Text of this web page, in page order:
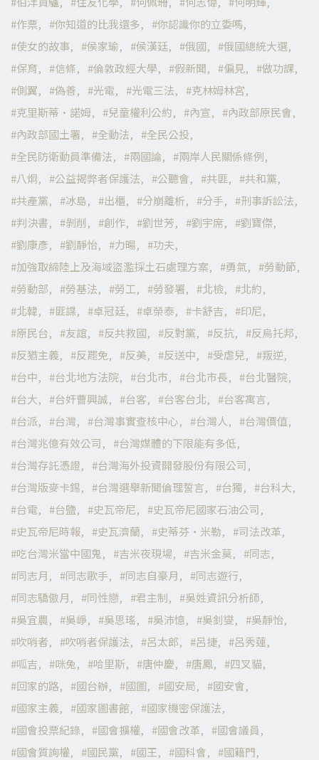
作票
你知道的比我還多
你認識你的立委嗎
使女的故事
侯家瑜 侯漢廷 俄國
俄國總統大選
保育
信條 倫敦政經大學 假新聞 偏見
做功課
側翼
偽善 光電 光電三法
克林姆林宮
克里斯蒂·諾姆
兒童權利公約 內宣
內政部原民會
內政部國土署
全動法
全民公投
全民防衛動員準備法
兩國論
兩岸人民關係條例
八炯
公益揭弊者保護法 公聽會 共匪
共和黨
共產黨
冰島 出櫃 分崩離析 分手
刑事訴訟法
判決書
剝削 創作 劉世芳 劉宇席
劉寶傑
劉康彥
劉靜怡 力暘
功夫
加強取締陸上及海域盜濫採土石處理方案
勇氣
勞動節
勞動部
勞基法 勞工 勞發署 北檢
北約
北韓
匪諜 卓冠廷 卓榮泰 卡舒吉
印尼
原民台
友誼 反共救國 反對黨 反抗
反烏托邦
反猶主義
反罷免 反美 反送中 受虐兒
叛逆
台中
台北地方法院 台北市 台北市長
台北醫院
台大
台奸曹興誠 台客 台客台北
台客寓言
台派
台灣 台灣事實查核中心 台灣人
台灣價值
台灣兆億有效公司
台灣媒體的下限能有多低
台灣存託憑證
台灣海外投資開發股份有限公司
台灣版麥卡錫
台灣選舉新聞倫理誓言 台獨
台科大
台電
台鹽 史瓦帝尼
史瓦帝尼國家石油公司
史瓦帝尼時報
史瓦濟蘭 史蒂芬·米勒
司法改革
吃台灣米當中國鬼
吉米夜現場 吉米金莫
同志
同志月
同志歌手 同志自豪月
同志遊行
同志驕傲月
同性戀 君主制
吳姓資訊分析師
吳宜農
吳崢 吳思瑤 吳沛憶 吳釗燮
吳靜怡
吹哨者
吹哨者保護法 呂太郎 呂捷
呂秀蓮
呱吉
咪兔 哈里斯 唐仲慶 唐鳳
四叉貓
回家的路
國台辦 國圖 國安局
國安會
國家主義
國家圖書館
國家機密保護法
國會投票紀錄
國會擴權 國會改革
國會議員
國會質詢權
國民黨 國王 國科會
國籍門